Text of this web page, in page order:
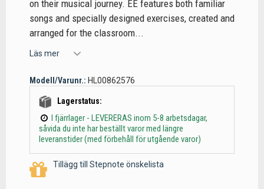
on their musical journey. EE features both familiar
songs and specially designed exercises, created and
arranged for the classroom...
Läs mer
Modell/Varunr.: HL00862576
Lagerstatus:
I fjärrlager - LEVERERAS inom 5-8 arbetsdagar,
såvida du inte har beställt varor med längre
leveranstider (med förbehåll för utgående varor)
Tillägg till Stepnote önskelista